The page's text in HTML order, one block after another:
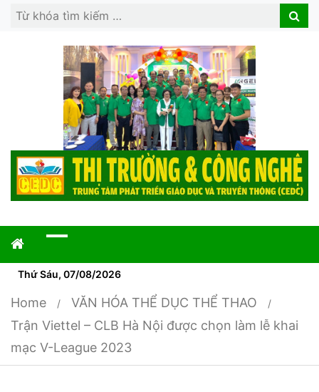
Search
Search
Thứ Sáu, 07/08/2026
Home
VĂN HÓA THỂ DỤC THỂ THAO
Trận Viettel – CLB Hà Nội được chọn làm lễ khai
mạc V-League 2023